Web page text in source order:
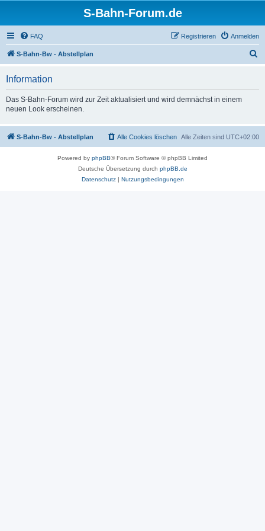
S-Bahn-Forum.de
FAQ Anmelden
Registrieren
S-Bahn-Bw - Abstellplan
Information
Das S-Bahn-Forum wird zur Zeit aktualisiert und wird demnächst in einem
neuen Look erscheinen.
S-Bahn-Bw - Abstellplan Alle Zeiten sind UTC+02:00
Alle Cookies löschen
Powered by phpBB® Forum Software © phpBB Limited
Deutsche Übersetzung durch phpBB.de
Datenschutz| Nutzungsbedingungen